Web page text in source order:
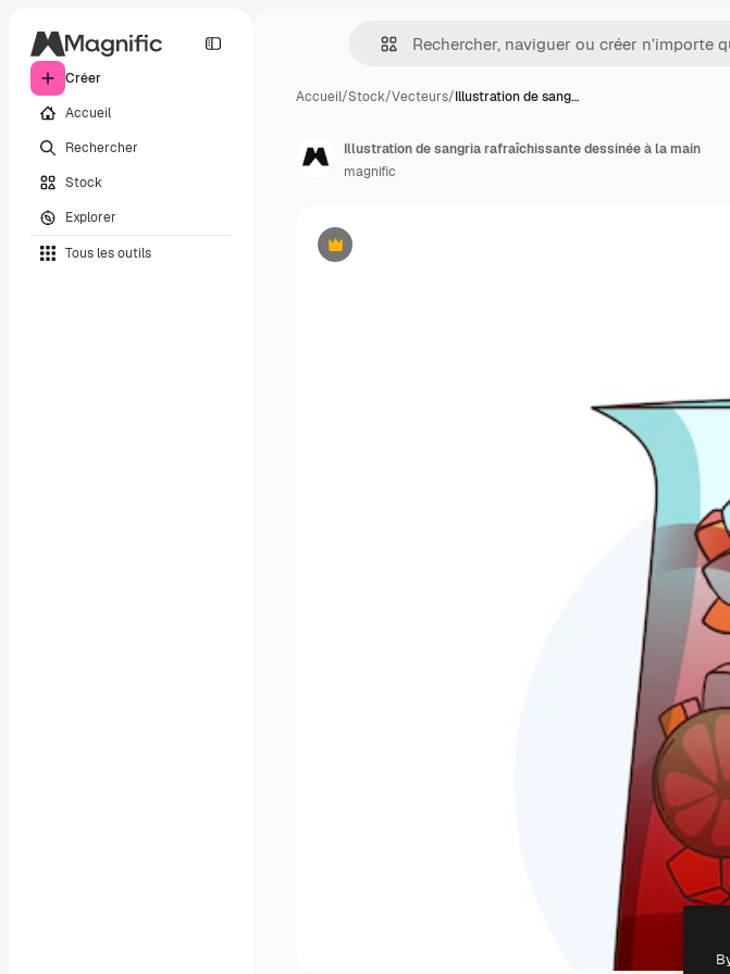
Créer
Accueil
Rechercher
Stock
Explorer
Tous les outils
Accueil/Stock/Vecteurs/Illustration de sang…
Premium
Illustration de sangria rafraîchissante dessinée à la main
magnific